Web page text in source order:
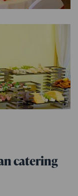
catering